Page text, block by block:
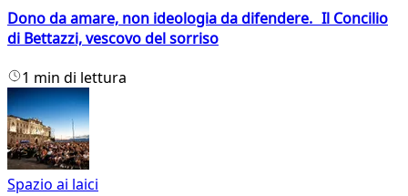
Dono da amare, non ideologia da difendere. Il Concilio
di Bettazzi, vescovo del sorriso
1 min di lettura
Spazio ai laici